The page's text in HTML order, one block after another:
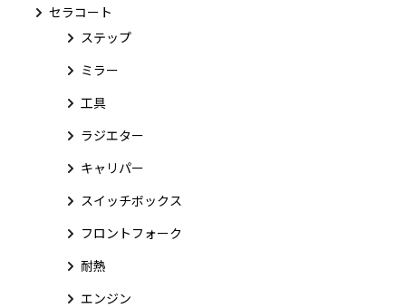
セラコート
ステップ
ミラー
工具
ラジエター
キャリパー
スイッチボックス
フロントフォーク
耐熱
エンジン